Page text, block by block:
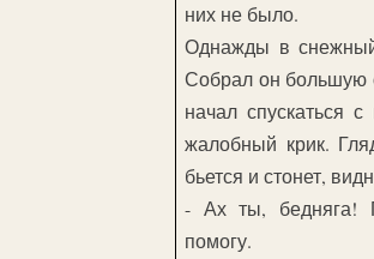
них не было.
Однажды в
Собрал он большую
начал спускаться
жалобный крик.
бьется и стонет,
- Ах ты, бедняга!
помогу.